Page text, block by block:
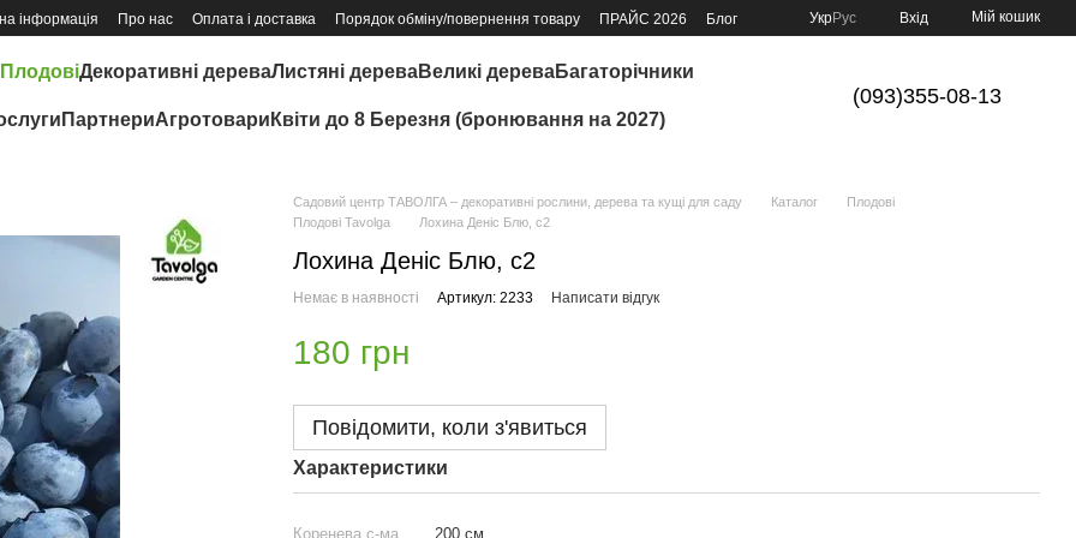
інформація Про нас Оплата і доставка Порядок обміну/повернення товару ПРАЙС 2026
Блог
УкрРус Вхід Мій кошик
ПлодовіДекоративні дереваЛистяні дереваВеликі дереваБагаторічники
ПартнериАгротовари Квіти до 8 Березня (бронювання на 2027)
(093)355-08-13
Садовий центр ТАВОЛГА – декоративні рослини, дерева та кущі для саду Каталог
Плодові
Плодові Tavolga
Лохина Деніс Блю, с2
Лохина Деніс Блю, с2
Немає в наявності Артикул: 2233 Написати відгук
180 грн
Повідомити, коли з'явиться
Характеристики
Коренева с-ма
200 см